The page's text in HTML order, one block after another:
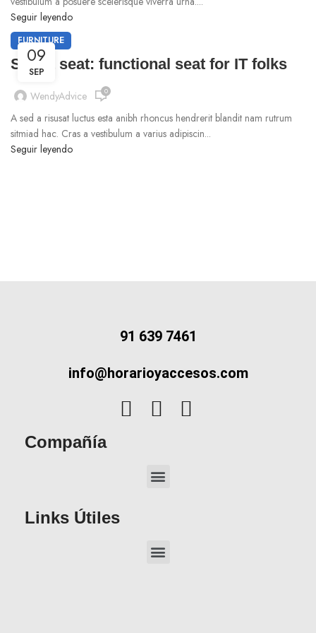
Seguir leyendo
09
SEP
FURNITURE
Sweet seat: functional seat for IT folks
WendyAdvice 0
A sed a risusat luctus esta anibh rhoncus hendrerit blandit nam rutrum
sitmiad hac. Cras a vestibulum a varius adipiscin...
Seguir leyendo
91 639 7461
info@horarioyaccesos.com
Compañía
Links Útiles